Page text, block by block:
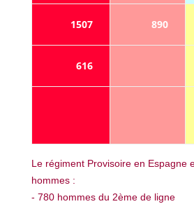
1507 890
616
Le régiment Provisoire en Espagne
hommes :
- 780 hommes du 2ème de ligne